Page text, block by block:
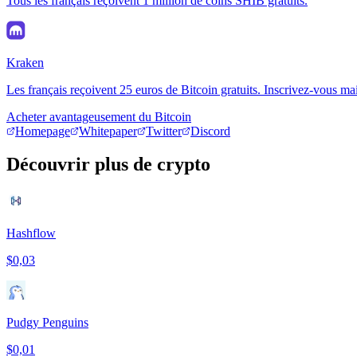
Kraken
Les français reçoivent 25 euros de Bitcoin gratuits. Inscrivez-vous
Acheter avantageusement du Bitcoin
Homepage
Whitepaper Twitter Discord
Découvrir plus de crypto
Hashflow
$0,03
Pudgy Penguins
$0,01